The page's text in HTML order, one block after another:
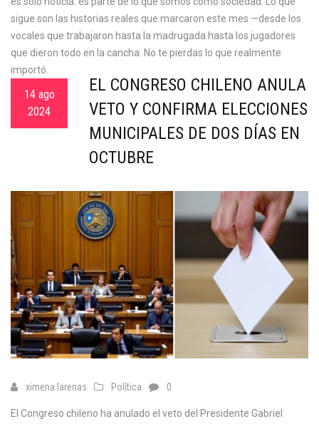
sigue son las historias reales que marcaron este mes —desde los
vocales que trabajaron hasta la madrugada hasta los jugadores
que dieron todo en la cancha. No te pierdas lo que realmente
importó.
14 ago
2024
EL CONGRESO CHILENO ANULA
VETO Y CONFIRMA ELECCIONES
MUNICIPALES DE DOS DÍAS EN
OCTUBRE
ximena larenas Política 0
El Congreso chileno ha anulado el veto del Presidente Gabriel